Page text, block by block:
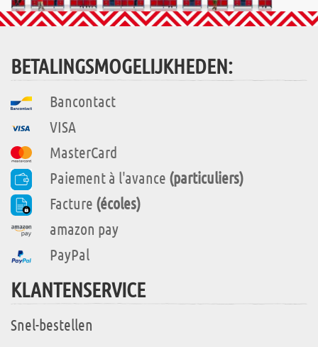
BETALINGSMOGELIJKHEDEN:
Bancontact
VISA
MasterCard
Paiement à l'avance (particuliers)
Facture (écoles)
amazon pay
PayPal
KLANTENSERVICE
Snel-bestellen